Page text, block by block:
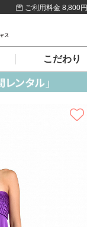
ご利用料金 8,800
こだわり